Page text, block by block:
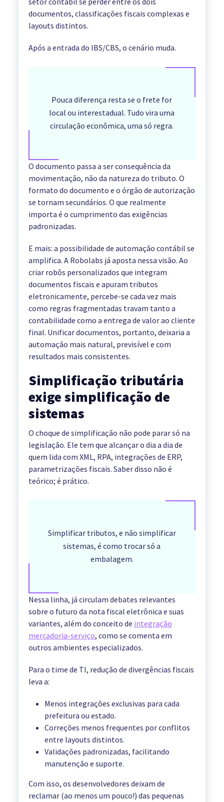
documentos, classificações fiscais complexas e
layouts distintos.
Após a entrada do IBS/CBS, o cenário muda.
Pouca diferença resta se o frete for
local ou interestadual. Tudo vira uma
circulação econômica, uma só regra.
O documento passa a ser consequência da
movimentação, não da natureza do tributo. O
formato do documento e o órgão de autorização
se tornam secundários. O que realmente
importa é o cumprimento das exigências
padronizadas.
E mais: a possibilidade de automação contábil se
amplifica. A Robolabs já aposta nessa visão. Ao
criar robôs personalizados que integram
documentos fiscais e apuram tributos
eletronicamente, percebe-se cada vez mais
como regras fragmentadas travam tanto a
contabilidade como a entrega de valor ao cliente
final. Unificar documentos, portanto, deixaria a
automação mais natural, previsível e com
resultados mais consistentes.
Simplificação tributária
exige simplificação de
sistemas
O choque de simplificação não pode parar só na
legislação. Ele tem que alcançar o dia a dia de
quem lida com XML, RPA, integrações de ERP,
parametrizações fiscais. Saber disso não é
teórico; é prático.
Simplificar tributos, e não simplificar
sistemas, é como trocar só a
embalagem.
Nessa linha, já circulam debates relevantes
sobre o futuro da nota fiscal eletrônica e suas
variantes, além do conceito de integração
mercadoria-serviço, como se comenta em
outros ambientes especializados.
Para o time de TI, redução de divergências fiscais
leva a:
Menos integrações exclusivas para cada
prefeitura ou estado.
Correções menos frequentes por conflitos
entre layouts distintos.
Validações padronizadas, facilitando
manutenção e suporte.
Com isso, os desenvolvedores deixam de
reclamar (ao menos um pouco!) das pequenas